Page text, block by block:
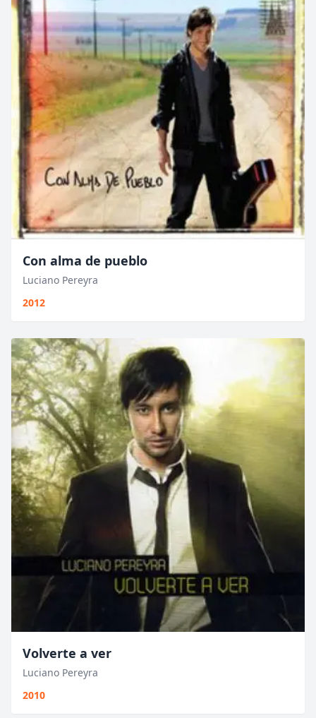
Con alma de pueblo
Luciano Pereyra
2012
Volverte a ver
Luciano Pereyra
2010